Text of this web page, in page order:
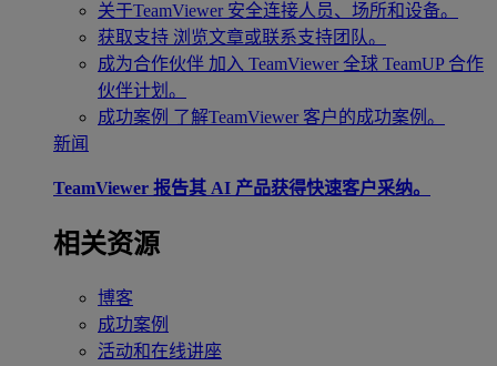
关于TeamViewer 安全连接人员、场所和设备。
获取支持 浏览文章或联系支持团队。
成为合作伙伴 加入 TeamViewer 全球 TeamUP 合作
伙伴计划。
成功案例 了解TeamViewer 客户的成功案例。
新闻
TeamViewer 报告其 AI 产品获得快速客户采纳。
相关资源
博客
成功案例
活动和在线讲座